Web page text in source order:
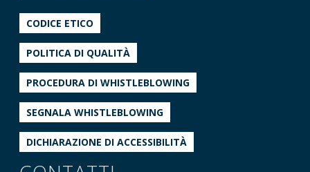
CODICE ETICO
POLITICA DI QUALITÀ
PROCEDURA DI WHISTLEBLOWING
SEGNALA WHISTLEBLOWING
DICHIARAZIONE DI ACCESSIBILITÀ